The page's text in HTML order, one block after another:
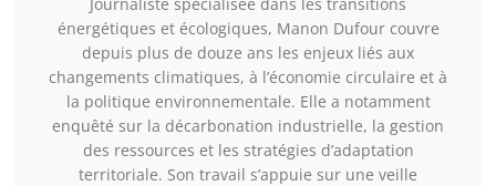
énergétiques et écologiques, Manon Dufour couvre
depuis plus de douze ans les enjeux liés aux
changements climatiques, à l’économie circulaire et à
la politique environnementale. Elle a notamment
enquêté sur la décarbonation industrielle, la gestion
des ressources et les stratégies d’adaptation
territoriale. Son travail s’appuie sur une veille